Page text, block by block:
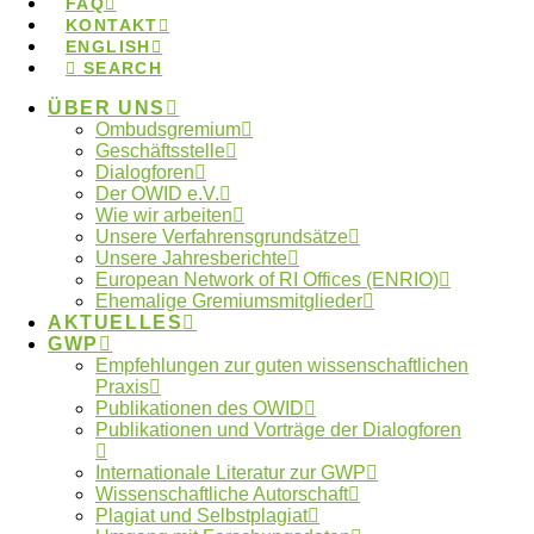
KONTAKT
ENGLISH
SEARCH
ÜBER UNS
Ombudsgremium
Geschäftsstelle
Dialogforen
Der OWID e.V.
Wie wir arbeiten
Unsere Verfahrensgrundsätze
Unsere Jahresberichte
European Network of RI Offices (ENRIO)
Ehemalige Gremiumsmitglieder
AKTUELLES
GWP
Empfehlungen zur guten wissenschaftlichen
Praxis
Publikationen des OWID
Publikationen und Vorträge der Dialogforen
Internationale Literatur zur GWP
Wissenschaftliche Autorschaft
Plagiat und Selbstplagiat
Intelligenz
Wo finde ich meine lokale
Ombudsperson?
Kontakt zum Ombudsgremium
Schlagwörter
Anonymität Autorschaften Betreuung